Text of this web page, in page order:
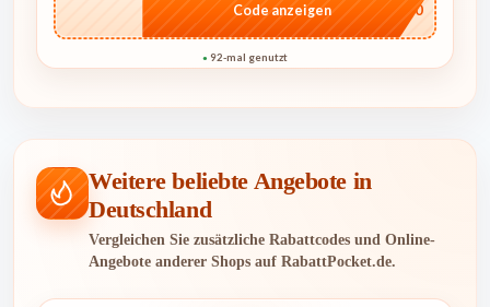
…ME20
Code anzeigen
● 92-mal genutzt
Weitere beliebte Angebote in
Deutschland
Vergleichen Sie zusätzliche Rabattcodes und Online-
Angebote anderer Shops auf RabattPocket.de.